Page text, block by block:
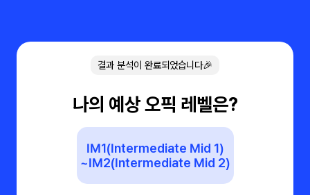
결과 분석이 완료되었습니다🎉
나의 예상 오픽 레벨은?
IM1(Intermediate Mid 1)
~IM2(Intermediate Mid 2)